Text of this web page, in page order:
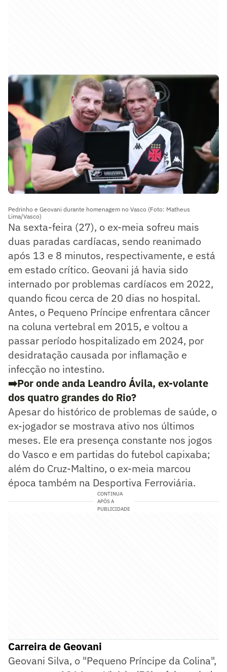
Pedrinho e Geovani durante homenagem no Vasco (Foto: Matheus
Lima/Vasco)
Na sexta-feira (27), o ex-meia sofreu mais
duas paradas cardíacas, sendo reanimado
após 13 e 8 minutos, respectivamente, e está
em estado crítico. Geovani já havia sido
internado por problemas cardíacos em 2022,
quando ficou cerca de 20 dias no hospital.
Antes, o Pequeno Príncipe enfrentara câncer
na coluna vertebral em 2015, e voltou a
passar período hospitalizado em 2024, por
desidratação causada por inflamação e
infecção no intestino.
➡️Por onde anda Leandro Ávila, ex-volante
dos quatro grandes do Rio?
Apesar do histórico de problemas de saúde, o
ex-jogador se mostrava ativo nos últimos
meses. Ele era presença constante nos jogos
do Vasco e em partidas do futebol capixaba;
além do Cruz-Maltino, o ex-meia marcou
época também na Desportiva Ferroviária.
CONTINUA
APÓS A
PUBLICIDADE
Carreira de Geovani
Geovani Silva, o "Pequeno Príncipe da Colina",